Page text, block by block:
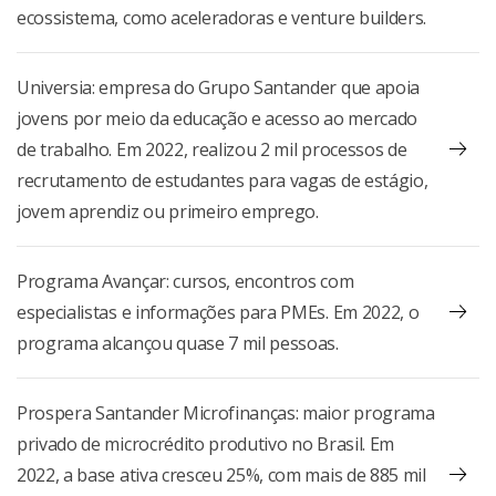
Sudeste.
Projetos voltados a jovens e adultos, mulheres,
portadores de deficiência visual e LGBQIA + HIV.
Regiões atendidas: Norte, Sul e Sudeste.
Projetos Apoiados:
A Banca
Adeva - Associação de Deficientes Visuais e Amigos
AFesu
Arca
Casa Anjos Voluntários
CEDB - Centro Educacional Dom Bosco
Gastromotiva
Generation Brasil
GTP - Grupo de Trabalhos em Prevenção Posithivo
2023, foram focadas em empreendedorismo urbano
individuais selecionados para serem acelerados,
gerando trabalho e renda.
Apoiadores:
BNDES
Fundação Arymax
Fundação Tide Setubal
Humanize
Instituto Heineken
Instituto Votorantim
ecossistema, como aceleradoras e venture builders.
Universia: empresa do Grupo Santander que apoia
jovens por meio da educação e acesso ao mercado
de trabalho. Em 2022, realizou 2 mil processos de
recrutamento de estudantes para vagas de estágio,
jovem aprendiz ou primeiro emprego.
Programa Avançar: cursos, encontros com
especialistas e informações para PMEs. Em 2022, o
programa alcançou quase 7 mil pessoas.
Prospera Santander Microfinanças: maior programa
privado de microcrédito produtivo no Brasil. Em
2022, a base ativa cresceu 25%, com mais de 885 mil